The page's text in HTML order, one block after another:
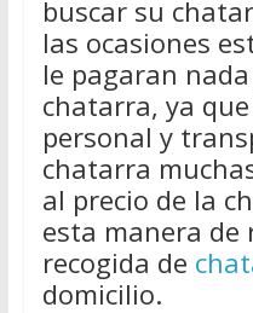
buscar su
las ocasiones
le pagaran
chatarra, ya
personal y
chatarra
al precio de la
esta manera de
recogida de
domicilio.